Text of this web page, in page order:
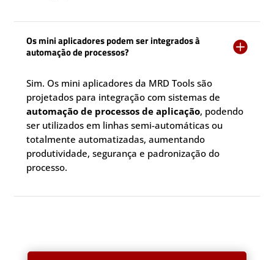
Os mini aplicadores podem ser integrados à
automação de processos?

Sim. Os mini aplicadores da MRD Tools são
projetados para integração com sistemas de
automação de processos de aplicação, podendo
ser utilizados em linhas semi-automáticas ou
totalmente automatizadas, aumentando
produtividade, segurança e padronização do
processo.